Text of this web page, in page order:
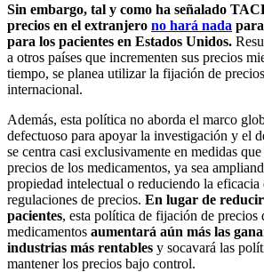
Sin embargo, tal y como ha señalado
precios en el extranjero no hará nada
para los pacientes en Estados Unidos.
a otros países que incrementen sus precios
tiempo, se planea utilizar la fijación de
internacional.
Además, esta política no aborda el marco
defectuoso para apoyar la investigación y el
se centra casi exclusivamente en medidas
precios de los medicamentos, ya sea
propiedad intelectual o reduciendo la eficacia
regulaciones de precios. En lugar de
pacientes, esta política de fijación de precios
medicamentos aumentará aún más las
industrias más rentables y socavará las
mantener los precios bajo control.